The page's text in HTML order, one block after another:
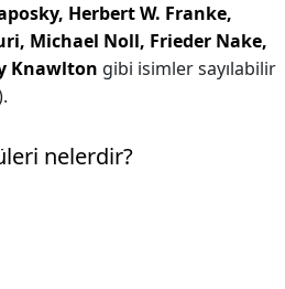
Herbert W. Franke,
Michael Noll, Frieder Nake,
Knawlton gibi isimler sayılabilir
nelerdir?